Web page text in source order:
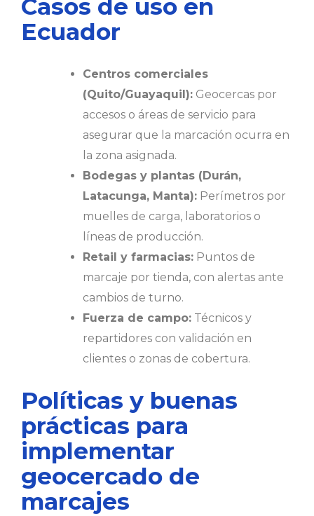
Casos de uso en
Ecuador
Centros comerciales
(Quito/Guayaquil): Geocercas por
accesos o áreas de servicio para
asegurar que la marcación ocurra en
la zona asignada.
Bodegas y plantas (Durán,
Latacunga, Manta): Perímetros por
muelles de carga, laboratorios o
líneas de producción.
Retail y farmacias: Puntos de
marcaje por tienda, con alertas ante
cambios de turno.
Fuerza de campo: Técnicos y
repartidores con validación en
clientes o zonas de cobertura.
Políticas y buenas
prácticas para
implementar
geocercado de
marcajes